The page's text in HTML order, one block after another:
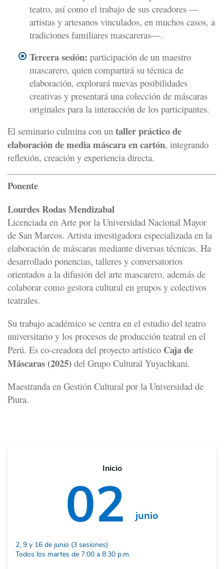
teatro, así como el trabajo de sus creadores —
artistas y artesanos vinculados, en muchos casos, a
tradiciones familiares mascareras—.
Tercera sesión: participación de un maestro
mascarero, quien compartirá su técnica de
elaboración, explorará nuevas posibilidades
creativas y presentará una colección de máscaras
originales para la interacción de los participantes.
El seminario culmina con un taller práctico de
elaboración de media máscara en cartón, integrando
reflexión, creación y experiencia directa.
Ponente
Lourdes Rodas Mendizabal
Licenciada en Arte por la Universidad Nacional Mayor
de San Marcos. Artista investigadora especializada en la
elaboración de máscaras mediante diversas técnicas. Ha
desarrollado ponencias, talleres y conversatorios
orientados a la difusión del arte mascarero, además de
colaborar como gestora cultural en grupos y colectivos
teatrales.
Su trabajo académico se centra en el estudio del teatro
universitario y los procesos de producción teatral en el
Perú. Es co-creadora del proyecto artístico Caja de
Máscaras (2025) del Grupo Cultural Yuyachkani.
Maestranda en Gestión Cultural por la Universidad de
Piura.
Inicio
02 junio
2, 9 y 16 de junio (3 sesiones)
Todos los martes de 7:00 a 8:30 p.m.